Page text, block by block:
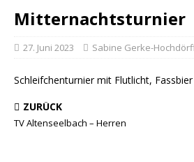
Mitternachtsturnier
27. Juni 2023 Sabine Gerke-
Schleifchenturnier mit Flutlicht,
ZURÜCK
TV Altenseelbach – Herren